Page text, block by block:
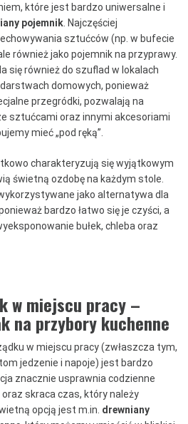
które jest bardzo uniwersalne i
pojemnik . Najczęściej
sztućców (np. w bufecie
również jako pojemnik na przyprawy.
się również do szuflad w lokalach
domowych, ponieważ
przegródki, pozwalają na
sztućcami oraz innymi akcesoriami
mieć „pod ręką”.
charakteryzują się wyjątkowym
świetną ozdobę na każdym stole.
jako alternatywa dla
bardzo łatwo się je czyści, a
bułek, chleba oraz
w miejscu pracy –
na przybory kuchenne
w miejscu pracy (zwłaszcza tym,
jedzenie i napoje) jest bardzo
znacznie usprawnia codzienne
skraca czas, który należy
opcją jest m.in. drewniany